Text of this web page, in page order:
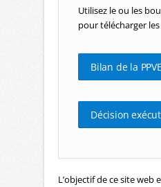
Utilisez le ou les
pour télécharger
Bilan de la PPVE
Décision
L’objectif de ce site web